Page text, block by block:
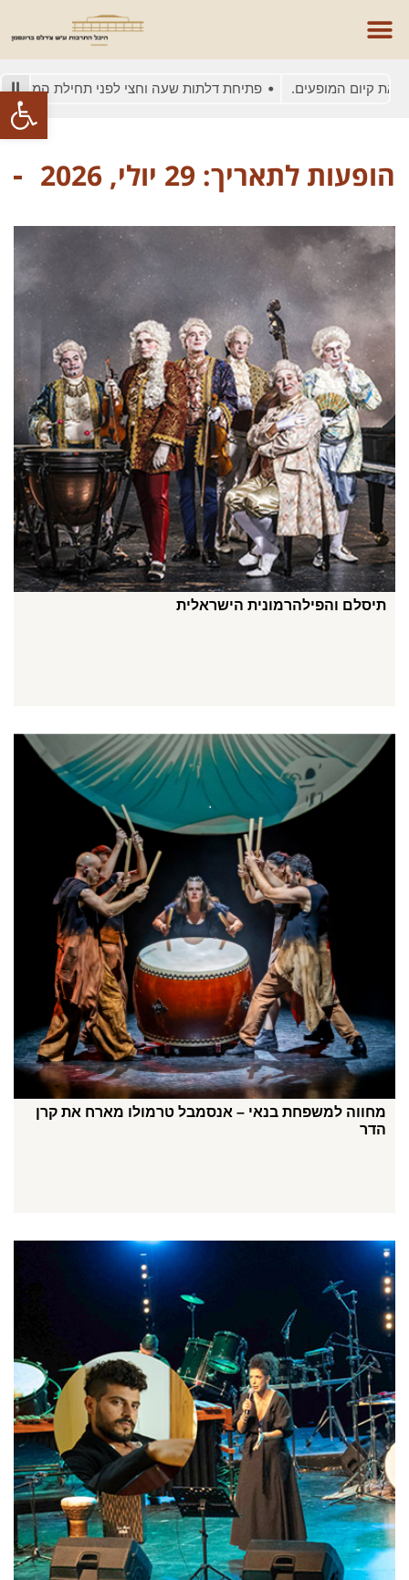
פתח קיום המופעים. פתיחת דלתות שעה וחצי לפני תחילת המופע
הופעות לתאריך: 29 יולי, 2026
תיסלם והפילהרמונית הישראלית
מחווה למשפחת בנאי – אנסמבל טרמולו מארח את קרן
הדר